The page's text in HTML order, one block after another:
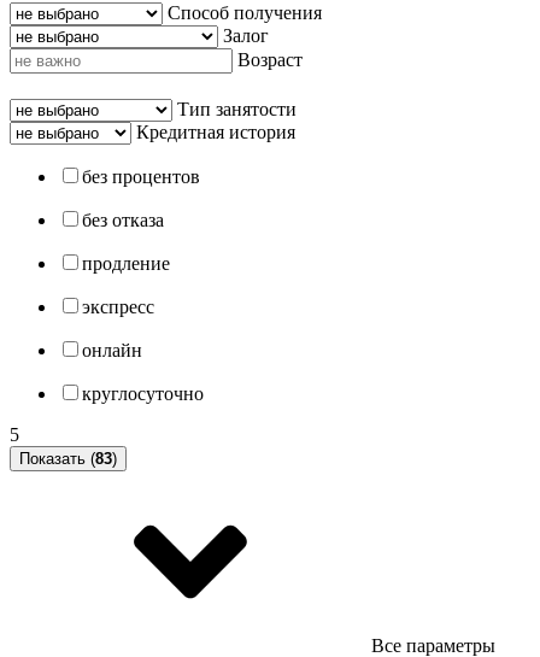
Способ получения
Залог
Возраст
Тип занятости
Кредитная история
без процентов
без отказа
продление
экспресс
онлайн
круглосуточно
5
Показать (83)
Все параметры